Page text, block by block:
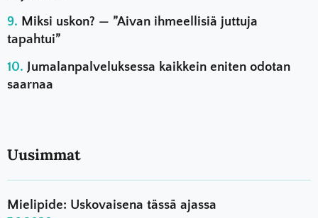
Miksi uskon? — ”Aivan ihmeellisiä juttuja
tapahtui”
Jumalanpalveluksessa kaikkein eniten odotan
saarnaa
Uusimmat
Mielipide: Uskovaisena tässä ajassa